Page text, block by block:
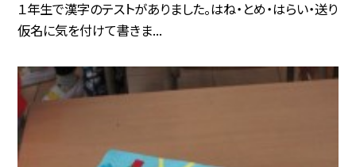
１年生で漢字のテストがありました。はね・とめ・はらい・送り
仮名に気を付けて書きま...